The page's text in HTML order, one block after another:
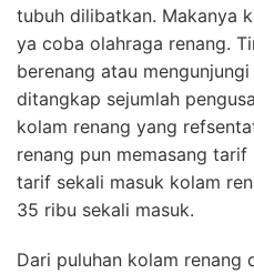
tubuh dilibatkan. Makanya
ya coba olahraga renang.
berenang atau
ditangkap sejumlah
kolam renang yang
renang pun memasang
tarif sekali masuk kolam
35 ribu sekali masuk.
Dari puluhan kolam renang